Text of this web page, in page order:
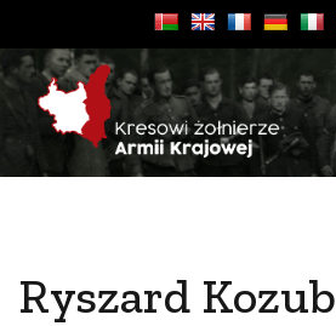
Ryszard Kozub